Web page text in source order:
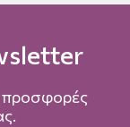
προσφορές